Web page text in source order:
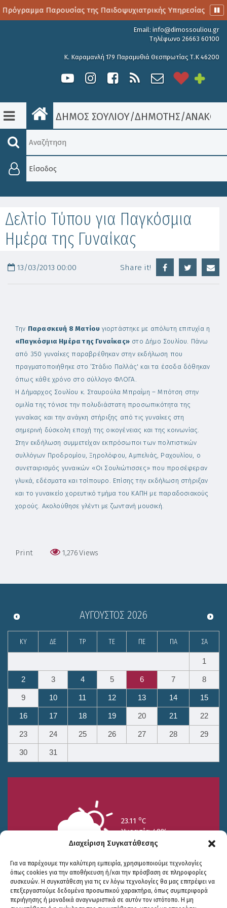
Διαχείριση Συγκατάθεσης
Για να παρέχουμε την καλύτερη εμπειρία, χρησιμοποιούμε τεχνολογίες
όπως cookies για την αποθήκευση ή/και την πρόσβαση σε πληροφορίες
συσκευών. Η συγκατάθεση για τις εν λόγω τεχνολογίες θα μας επιτρέψει να
επεξεργαστούμε δεδομένα προσωπικού χαρακτήρα, όπως συμπεριφορά
περιήγησης ή μοναδικά αναγνωριστικά σε αυτόν τον ιστότοπο. Η μη
Παρουσίας της Παιδοψυχιατρικής Υπηρεσίας
Email: info@dimossouliou.gr
Τηλέφωνο 26663 60100
Κ. Καραμανλή 179 Παραμυθιά Θεσπρωτίας Τ.Κ 46200
ΔΗΜΟΣ ΣΟΥΛΙΟΥ/ΔΗΜΟΤΗΣ/
Είσοδος
Δελτίο Τύπου για Παγκόσμια
Ημέρα της Γυναίκας
13/03/2013 00:00 Share it!
Την Παρασκευή 8 Ματίου γιορτάστηκε με απόλυτη επιτυχία η
«Παγκόσμια Ημέρα της Γυναίκας» στο Δήμο Σουλίου. Πάνω
από 350 γυναίκες παραβρέθηκαν στην εκδήλωση που
πραγματοποιήθηκε στο ‘Στάδιο Παλλάς' και τα έσοδα δόθηκαν
όπως κάθε χρόνο στο σύλλογο ΦΛΟΓΑ.
Η Δήμαρχος Σουλίου κ. Σταυρούλα Μπραΐμη – Μπότση στην
ομιλία της τόνισε την πολυδιάστατη προσωπικότητα της
γυναίκας και την ανάγκη στήριξης από τις γυναίκες στη
σημερινή δύσκολη εποχή της οικογένειας και της κοινωνίας.
Στην εκδήλωση συμμετείχαν εκπρόσωποι των πολιτιστικών
συλλόγων Προδρομίου, Ξηρολόφου, Αμπελιάς, Ραχουλίου, ο
συνεταιρισμός γυναικών «Οι Σουλιώτισσες» που προσέφεραν
γλυκά, εδέσματα και τσίπουρο. Επίσης την εκδήλωση στήριξαν
και το γυναικείο χορευτικό τμήμα του ΚΑΠΗ με παραδοσιακούς
χορούς. Ακολούθησε γλέντι με ζωντανή μουσική.
Print 1,276Views
ΑΎΓΟΥΣΤΟΣ 2026
ΚΥ ΔΕ ΤΡ ΤΕ ΠΕ ΠΑ ΣΑ
1
2 3 4 5 6 7 8
9 10 11 12 13 14 15
16 17 18 19 20 21 22
23 24 25 26 27 28 29
30 31
23.11 oC
Υγρασία 49%
25/7 26/7 27/7